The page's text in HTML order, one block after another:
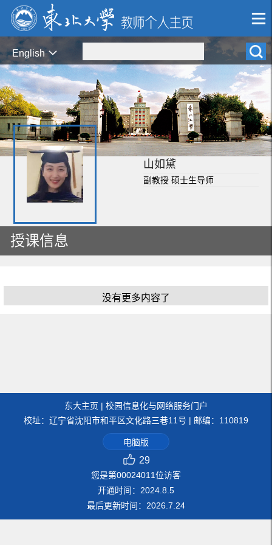
English
山如黛
副教授 硕士生导师
授课信息
没有更多内容了
东大主页 | 校园信息化与网络服务门户
校址：辽宁省沈阳市和平区文化路三巷11号 | 邮编：110819
电脑版
29
您是第00024011位访客
开通时间： 2024 8 5
最后更新时间： 2026 7 24